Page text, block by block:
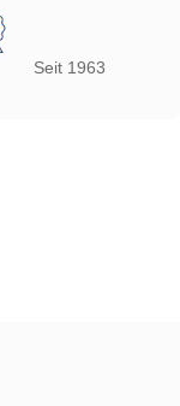
Seit 1963